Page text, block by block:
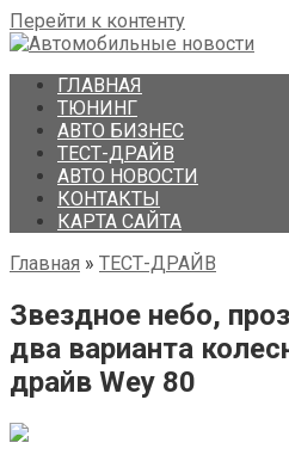
Перейти к контенту
ГЛАВНАЯ
ТЮНИНГ
АВТО БИЗНЕС
ТЕСТ-ДРАЙВ
АВТО НОВОСТИ
КОНТАКТЫ
КАРТА САЙТА
Главная » ТЕСТ-ДРАЙВ
Звездное небо,
два варианта
драйв Wey 80